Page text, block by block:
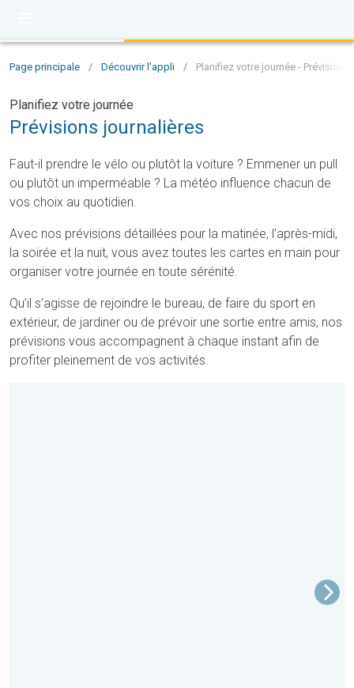
Page principale / Découvrir l'appli / Planifiez votre journée - Prévisions
Planifiez votre journée
Prévisions journalières
Faut-il prendre le vélo ou plutôt la voiture ? Emmener un pull
ou plutôt un imperméable ? La météo influence chacun de
vos choix au quotidien.
Avec nos prévisions détaillées pour la matinée, l’après-midi,
la soirée et la nuit, vous avez toutes les cartes en main pour
organiser votre journée en toute sérénité.
Qu’il s’agisse de rejoindre le bureau, de faire du sport en
extérieur, de jardiner ou de prévoir une sortie entre amis, nos
prévisions vous accompagnent à chaque instant afin de
profiter pleinement de vos activités.